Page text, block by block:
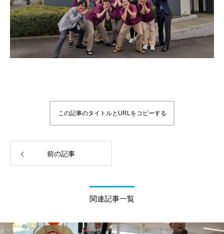
この記事のタイトルとURLをコピーする
前の記事
関連記事一覧